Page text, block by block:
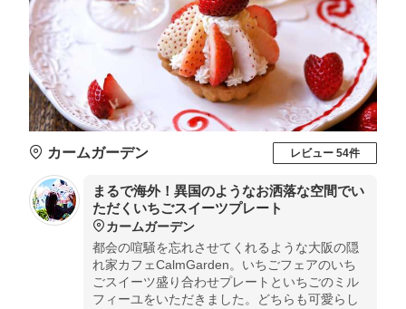
カームガーデン レビュー 54件
まるで海外！異国のようなお洒落な空間でい
ただくいちごスイーツプレート
カームガーデン
都会の喧騒を忘れさせてくれるような大阪の隠
れ家カフェCalmGarden。いちごフェアのいち
ごスイーツ盛り合わせプレートといちごのミル
フィーユをいただきました。どちらも可愛らし